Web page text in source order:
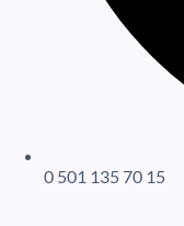
0 501 135 70 15